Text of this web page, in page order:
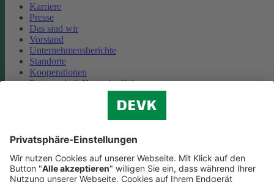
Karriere
Presse
Das sind wir
Vorstand
Unternehmensberichte
Standorte
Kooperationen
Partnerschaft Deutsche Bahn